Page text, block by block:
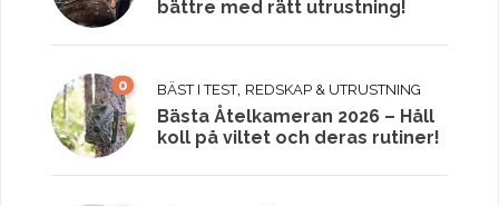
bättre med rätt utrustning!
0 BÄST I TEST, REDSKAP & UTRUSTNING
Bästa Åtelkameran 2026 – Håll
koll på viltet och deras rutiner!